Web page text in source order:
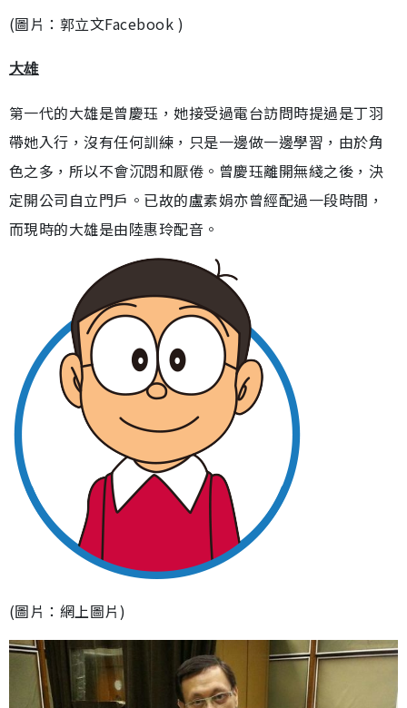
(圖片：郭立文Facebook )
大雄
第一代的大雄是曾慶珏，她接受過電台訪問時提過是丁羽
帶她入行，沒有任何訓練，只是一邊做一邊學習，由於角
色之多，所以不會沉悶和厭倦。曾慶珏離開無綫之後，決
定開公司自立門戶。已故的盧素娟亦曾經配過一段時間，
而現時的大雄是由陸惠玲配音。
(圖片：網上圖片)